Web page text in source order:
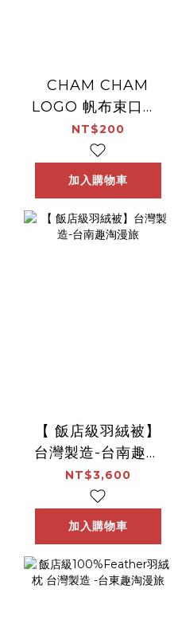
CHAM CHAM
LOGO 帆布束口袋-
台東趣淘漫旅
NT$200
加入購物車
【 飯店級羽絨被】
台灣製造-台南趣淘
漫旅
NT$3,600
加入購物車